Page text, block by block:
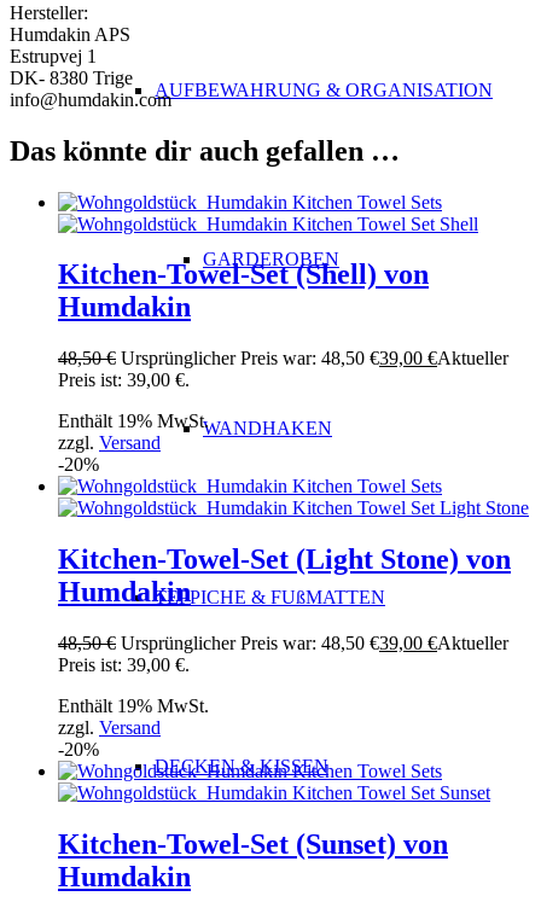
AUFBEWAHRUNG & ORGANISATION
GARDEROBEN
WANDHAKEN
TEPPICHE & FUßMATTEN
DECKEN & KISSEN
Hersteller:
Humdakin APS
Estrupvej 1
DK- 8380 Trige
info@humdakin.com
Das könnte dir auch gefallen …
Kitchen-Towel-Set (Shell) von
Humdakin
48,50€ Ursprünglicher Preis war: 48,50 €39,00 €Aktueller
Preis ist: 39,00 €.
Enthält 19% MwSt.
zzgl. Versand
-20%
Kitchen-Towel-Set (Light Stone) von
Humdakin
48,50€ Ursprünglicher Preis war: 48,50 €39,00 €Aktueller
Preis ist: 39,00 €.
Enthält 19% MwSt.
zzgl. Versand
-20%
Kitchen-Towel-Set (Sunset) von
Humdakin